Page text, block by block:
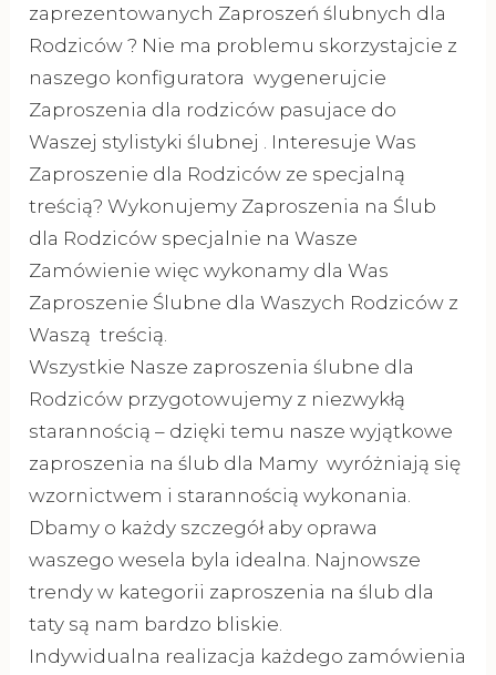
zaprezentowanych Zaproszeń ślubnych dla
Rodziców ? Nie ma problemu skorzystajcie z
naszego konfiguratora wygenerujcie
Zaproszenia dla rodziców pasujace do
Waszej stylistyki ślubnej . Interesuje Was
Zaproszenie dla Rodziców ze specjalną
treścią? Wykonujemy Zaproszenia na Ślub
dla Rodziców specjalnie na Wasze
Zamówienie więc wykonamy dla Was
Zaproszenie Ślubne dla Waszych Rodziców z
Waszą treścią.
Wszystkie Nasze zaproszenia ślubne dla
Rodziców przygotowujemy z niezwykłą
starannością – dzięki temu nasze wyjątkowe
zaproszenia na ślub dla Mamy wyróżniają się
wzornictwem i starannością wykonania.
Dbamy o każdy szczegół aby oprawa
waszego wesela byla idealna. Najnowsze
trendy w kategorii zaproszenia na ślub dla
taty są nam bardzo bliskie.
Indywidualna realizacja każdego zamówienia